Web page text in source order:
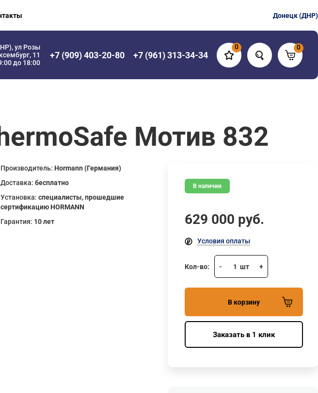
Донецк (ДНР)
ул Розы
11
до 18:00
+7 (909) 403-20-80 +7 (961) 313-34-34
0 0
Мотив 832
Производитель: Hormann (Германия)
Доставка:бесплатно
Установка:специалисты, прошедшие
сертификацию HORMANN
Гарантия: 10 лет
В наличии
629 000 руб.
Условия оплаты
Кол-во: - 1 шт +
В корзину
Заказать в 1 клик